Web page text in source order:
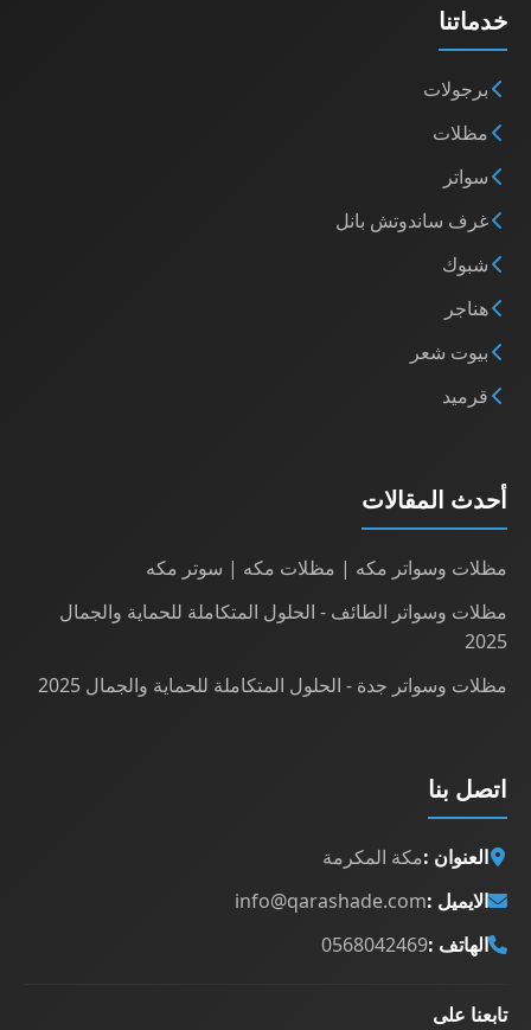
خدماتنا
برجولات
مظلات
سواتر
غرف ساندوتش بانل
شبوك
هناجر
بيوت شعر
قرميد
أحدث المقالات
مظلات وسواتر مكه | مظلات مكه | سوتر مكه
مظلات وسواتر الطائف - الحلول المتكاملة للحماية والجمال
2025
مظلات وسواتر جدة - الحلول المتكاملة للحماية والجمال 2025
اتصل بنا
العنوان :مكة المكرمة
الايميل :info@qarashade.com
الهاتف :0568042469
تابعنا على